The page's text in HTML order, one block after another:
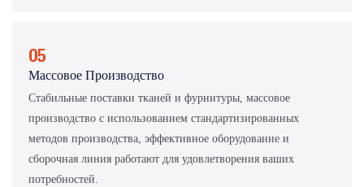
05
Массовое Производство
Стабильные поставки тканей и фурнитуры, массовое
производство с использованием стандартизированных
методов производства, эффективное оборудование и
сборочная линия работают для удовлетворения ваших
потребностей.